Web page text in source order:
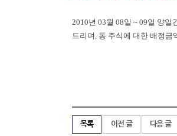
2010년 03월 08일 ~ 09일 양일
드리며, 동 주식에 대한 배정금
목록 이전 글 다음 글